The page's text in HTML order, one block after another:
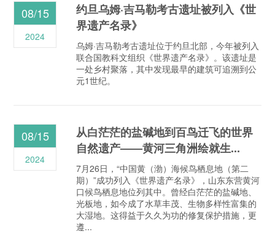
约旦乌姆·吉马勒考古遗址被列入《世
界遗产名录》
乌姆·吉马勒考古遗址位于约旦北部，今年被列入
联合国教科文组织《世界遗产名录》。该遗址是
一处乡村聚落，其中发现最早的建筑可追溯到公
元1世纪。
08/15
2024
从白茫茫的盐碱地到百鸟迁飞的世界
自然遗产——黄河三角洲绘就生...
7月26日，“中国黄（渤）海候鸟栖息地（第二
期）”成功列入《世界遗产名录》，山东东营黄河
口候鸟栖息地位列其中。曾经白茫茫的盐碱地、
光板地，如今成了水草丰茂、生物多样性富集的
大湿地。这得益于久久为功的修复保护措施，更
遵...
08/15
2024